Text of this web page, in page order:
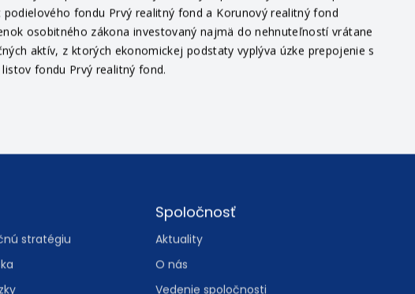
v prílohe štatútov jednotlivých podielových fondov, prekročiť
fondu Prvý realitný fond a Korunový realitný fond
osobitného zákona investovaný najmä do nehnuteľností vrátane
aktív, z ktorých ekonomickej podstaty vyplýva úzke prepojenie s
Spoločnosť